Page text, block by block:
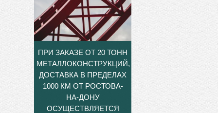
ПРИ ЗАКАЗЕ ОТ 20 ТОНН
МЕТАЛЛОКОНСТРУКЦИЙ,
ДОСТАВКА В ПРЕДЕЛАХ
1000 КМ ОТ РОСТОВА-
НА-ДОНУ
ОСУЩЕСТВЛЯЕТСЯ